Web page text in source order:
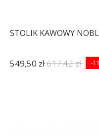
STOLIK KAWOWY
549,50 zł617,42 zł -